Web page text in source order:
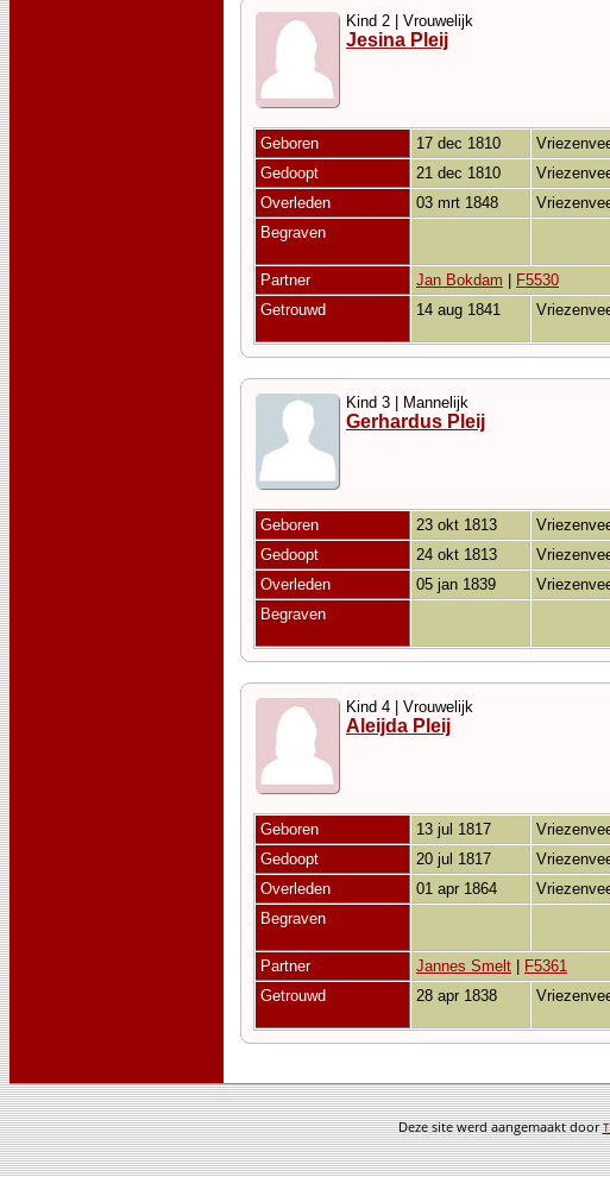
Kind 2 | Vrouwelijk
Jesina Pleij
Geboren 17 dec 1810
Gedoopt
21 dec 1810
Overleden
03 mrt 1848
Begraven
Partner
Jan Bokdam
F5530
Getrouwd
14 aug 1841
Kind 3 | Mannelijk
Gerhardus Pleij
Geboren 23 okt 1813
Gedoopt
24 okt 1813
Overleden
05 jan 1839
Begraven
Kind 4 | Vrouwelijk
Aleijda Pleij
Geboren 13 jul 1817
Gedoopt
20 jul 1817
Overleden
01 apr 1864
Begraven
Partner
Jannes Smelt
F5361
Getrouwd
28 apr 1838
Deze site werd aangemaakt door